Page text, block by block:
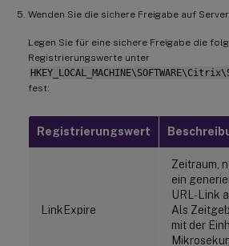
Wenden Sie die sichere Freigabe auf
Legen Sie für eine sichere Freigabe die
Registrierungswerte unter
fest:
Registrierungswert
LinkExpire
Zeitraum,
ein
URL-Link
Als
mit der